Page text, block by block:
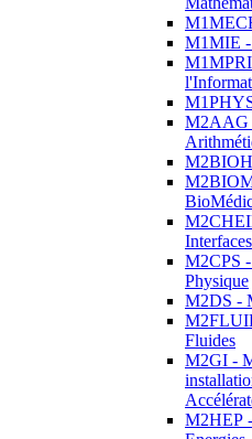
M1MIE -
M2AAG
Interfaces
M2CPS
Physique
M2DS -
Fluides
M2GI -
M2HEP